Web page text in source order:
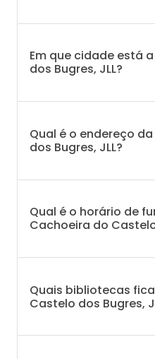
Em que cidade está
dos Bugres, JLL?
Qual é o endereço
dos Bugres, JLL?
Qual é o horário de
Cachoeira do
Quais bibliotecas
Castelo dos Bugres,